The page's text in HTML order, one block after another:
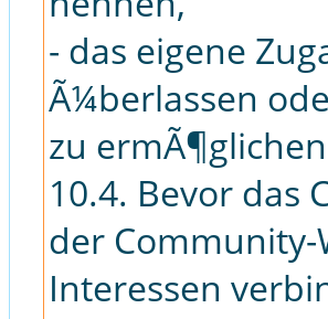
- das eigene
Ã¼berlassen
zu
10.4. Bevor das
der
Interessen